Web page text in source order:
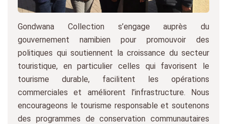
Gondwana Collection s’engage auprès du
gouvernement namibien pour promouvoir des
politiques qui soutiennent la croissance du secteur
touristique, en particulier celles qui favorisent le
tourisme durable, facilitent les opérations
commerciales et améliorent l’infrastructure. Nous
encourageons le tourisme responsable et soutenons
des programmes de conservation communautaires